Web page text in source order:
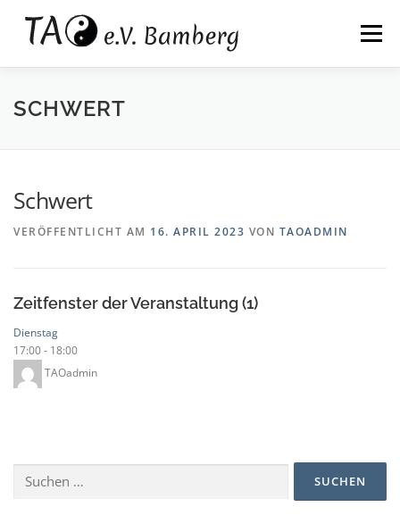
springen
Inhalt
springen
Menü
WIR
SCHWERT
Schwert
VERÖFFENTLICHT AM 16. APRIL 2023 VON TAOADMIN
Zeitfenster der Veranstaltung (1)
Dienstag
17:00- 18:00
TAOadmin
nach: